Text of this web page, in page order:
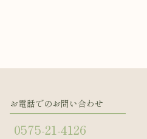
お電話でのお問い合わせ
0575-21-4126